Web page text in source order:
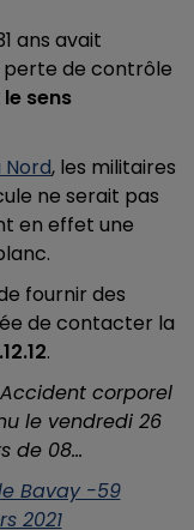
ans avait
perte de contrôle
sens
Nord, les militaires
ne serait pas
en effet une
fournir des
de contacter la
.
corporel
le vendredi 26
de 08...
Bavay -59
2021